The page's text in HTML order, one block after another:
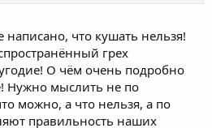
что кушать нельзя!
грех
О чём очень подробно
Нужно мыслить не по
можно, а что нельзя, а по
правильность наших